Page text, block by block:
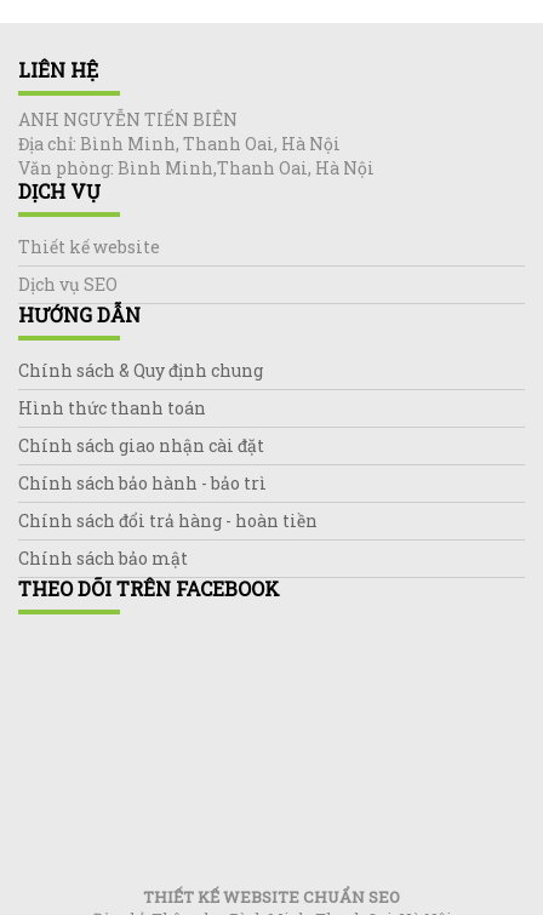
LIÊN HỆ
ANH NGUYỄN TIẾN BIÊN
Địa chỉ: Bình Minh, Thanh Oai, Hà Nội
Văn phòng: Bình Minh,Thanh Oai, Hà Nội
DỊCH VỤ
Thiết kế website
Dịch vụ SEO
HƯỚNG DẪN
Chính sách & Quy định chung
Hình thức thanh toán
Chính sách giao nhận cài đặt
Chính sách bảo hành - bảo trì
Chính sách đổi trả hàng - hoàn tiền
Chính sách bảo mật
THEO DÕI TRÊN FACEBOOK
THIẾT KẾ WEBSITE CHUẨN SEO